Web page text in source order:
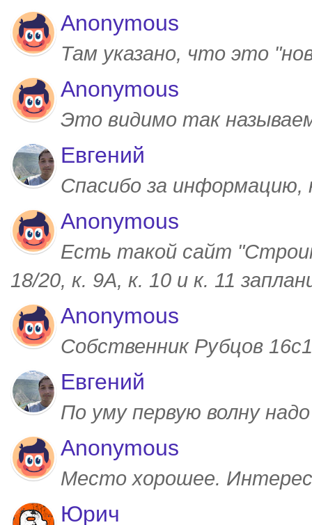
Anonymous
Там указано, что это
Anonymous
Это видимо так
Евгений
Спасибо за
Anonymous
Есть такой сайт
18/20, к. 9А, к. 10 и к. 11
Anonymous
Собственник Рубцов
Евгений
По уму первую волну
Anonymous
Место хорошее.
Юрич